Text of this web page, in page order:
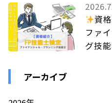
資
ファ
グ技
アーカイブ